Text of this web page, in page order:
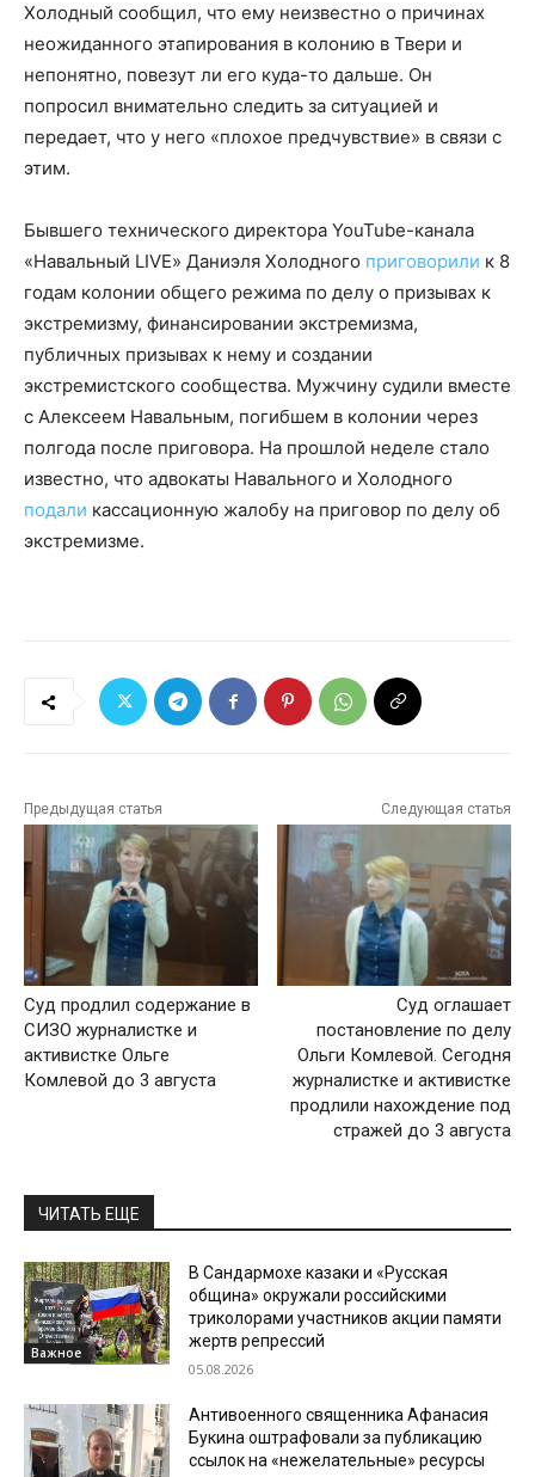
Холодный сообщил, что ему неизвестно о причинах
неожиданного этапирования в колонию в Твери и
непонятно, повезут ли его куда-то дальше. Он
попросил внимательно следить за ситуацией и
передает, что у него «плохое предчувствие» в связи с
этим.
Бывшего технического директора YouTube-канала
«Навальный LIVE» Даниэля Холодного приговорили к 8
годам колонии общего режима по делу о призывах к
экстремизму, финансировании экстремизма,
публичных призывах к нему и создании
экстремистского сообщества. Мужчину судили вместе
с Алексеем Навальным, погибшем в колонии через
полгода после приговора. На прошлой неделе стало
известно, что адвокаты Навального и Холодного
подали кассационную жалобу на приговор по делу об
экстремизме.
Предыдущая статья
Суд продлил содержание в
СИЗО журналистке и
активистке Ольге
Комлевой до 3 августа
Следующая статья
Суд оглашает
постановление по делу
Ольги Комлевой. Сегодня
журналистке и активистке
продлили нахождение под
стражей до 3 августа
ЧИТАТЬ ЕЩЕ
Важное
В Сандармохе казаки и «Русская
община» окружали российскими
триколорами участников акции памяти
жертв репрессий
05.08.2026
Антивоенного священника Афанасия
Букина оштрафовали за публикацию
ссылок на «нежелательные» ресурсы